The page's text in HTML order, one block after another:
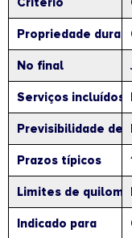
Propriedade
No final
Serviços incluídos
Previsibilidade de
Prazos típicos
Limites de
Indicado para